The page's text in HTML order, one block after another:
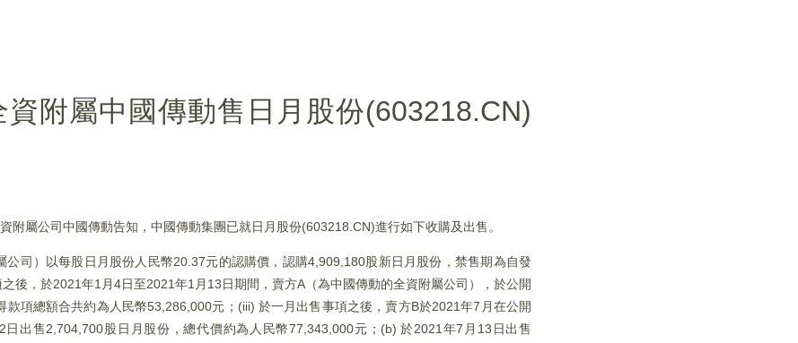
附屬中國傳動售日月股份(603218.CN)
附屬公司中國傳動告知，中國傳動集團已就日月股份(603218.CN)進行如下收購及出售。
司）以每股日月股份人民幣20.37元的認購價，認購4,909,180股新日月股份，禁售期為自發
後，於2021年1月4日至2021年1月13日期間，賣方A（為中國傳動的全資附屬公司），於公開
項總額合共約為人民幣53,286,000元；(iii) 於一月出售事項之後，賣方B於2021年7月在公開
出售2,704,700股日月股份，總代價約為人民幣77,343,000元；(b) 於2021年7月13日出售